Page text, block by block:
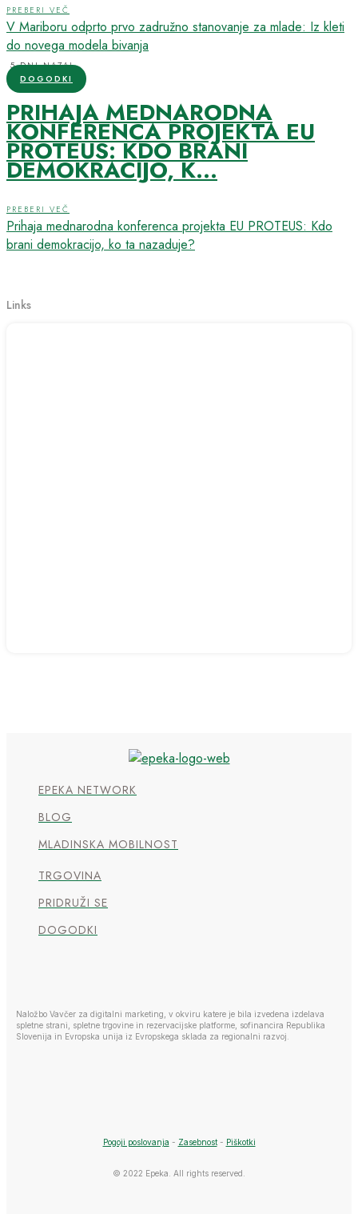
PREBERI VEČ
V Mariboru odprto prvo zadružno stanovanje za mlade: Iz kleti
do novega modela bivanja
5 DNI NAZAJ
DOGODKI
PRIHAJA MEDNARODNA
KONFERENCA PROJEKTA EU
PROTEUS: KDO BRANI
DEMOKRACIJO, K...
PREBERI VEČ
Prihaja mednarodna konferenca projekta EU PROTEUS: Kdo
brani demokracijo, ko ta nazaduje?
Links
EPEKA NETWORK
BLOG
MLADINSKA MOBILNOST
TRGOVINA
PRIDRUŽI SE
DOGODKI
Naložbo Vavčer za digitalni marketing, v okviru katere je bila izvedena izdelava
spletne strani, spletne trgovine in rezervacijske platforme, sofinancira Republika
Slovenija in Evropska unija iz Evropskega sklada za regionalni razvoj.
Pogoji poslovanja - Zasebnost- Piškotki
© 2022 Epeka. All rights reserved.